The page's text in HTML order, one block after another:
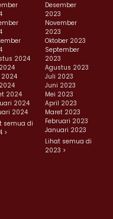
2024
2024
2024
2024
semua di
>
Desember
2023
November
2023
Oktober 2023
September
2023
Agustus 2023
Juli 2023
Juni 2023
Mei 2023
April 2023
Maret 2023
Februari 2023
Januari 2023
Lihat semua di
2023 >